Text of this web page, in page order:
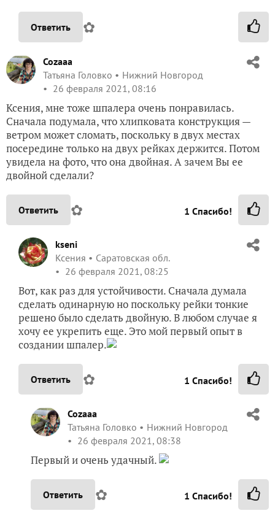
Ответить ✿
Cozaaa
Татьяна Головко
Нижний Новгород
26 февраля 2021, 08:16
Ксения, мне тоже шпалера очень понравилась.
Сначала подумала, что хлипковата конструкция —
ветром может сломать, поскольку в двух местах
посередине только на двух рейках держится. Потом
увидела на фото, что она двойная. А зачем Вы ее
двойной сделали?
Ответить ✿ 1 Спасибо!
kseni
Ксения
Саратовская обл.
26 февраля 2021, 08:25
Вот, как раз для устойчивости. Сначала думала
сделать одинарную но поскольку рейки тонкие
решено было сделать двойную. В любом случае я
хочу ее укрепить еще. Это мой первый опыт в
создании шпалер.
Ответить ✿ 1 Спасибо!
Cozaaa
Татьяна Головко
Нижний Новгород
26 февраля 2021, 08:38
Первый и очень удачный.
Ответить ✿ 1 Спасибо!